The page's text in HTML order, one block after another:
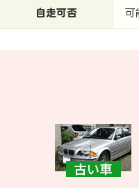
自走可否 可